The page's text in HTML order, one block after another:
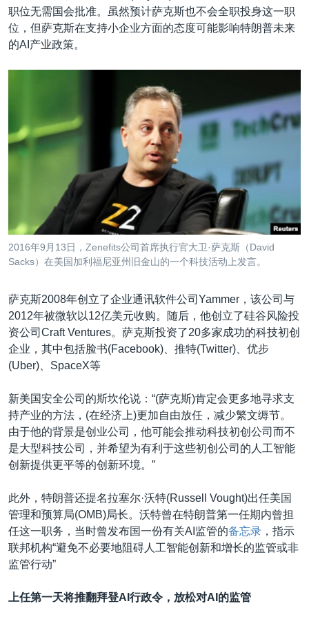
职位无需国会批准。虽然预计萨克斯也不会全职投身这一职
位，但萨克斯在支持小企业方面的态度可能影响特朗普未来
的AI产业政策。
2016年9月13日，Zenefits公司首席执行官大卫·萨克斯（David
Sacks）在美国加利福尼亚州旧金山的一个科技活动上发言。
萨克斯2008年创立了企业通讯软件公司Yammer，该公司与
2012年被微软以12亿美元收购。随后，他创立了硅谷风险投
资公司Craft Ventures。萨克斯投资了20多家成功的科技初创
企业，其中包括脸书(Facebook)、推特(Twitter)、优步
(Uber)、SpaceX等
新美国安全公司的斯坎伦说：“(萨克斯)肯定会更多地寻求支
持产业的方法，(在经济上)更加自由放任，减少繁文缛节。
由于他的背景是创业公司，他可能会推动科技初创公司而不
是大型科技公司，并希望为有利于这些初创公司的人工智能
创新提供更平等的创新环境。”
此外，特朗普还提名拉塞尔·沃特(Russell Vought)出任美国
管理和预算局(OMB)局长。沃特曾在特朗普第一任期内曾担
任这一职务，当时曾发布国一份有关AI监管的备忘录 ，指示
联邦机构“避免不必要地阻碍人工智能创新和增长的监管或非
监管行动”
上任第一天将推翻拜登AI行政令，放松对AI的监管